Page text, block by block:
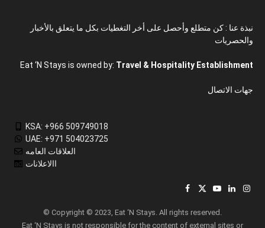
نبذة عنا : كن متطلع وأحصل على أخر التغطيات بكل ما يتعلق بالأخبار
والحصريات
Eat ‘N Stays is owned by: Travel & Hospitality Establishment
جهات الاتصال
KSA: +966 509749018
UAE: +971 504023725
العلاقات العامه
االاعلانات
Facebook
X
YouTube
LinkedIn
© Copyright © 2023, Eat ‘N Stays. All rights reserved.
Eat ‘N Stays is not responsible for the content of external sites or